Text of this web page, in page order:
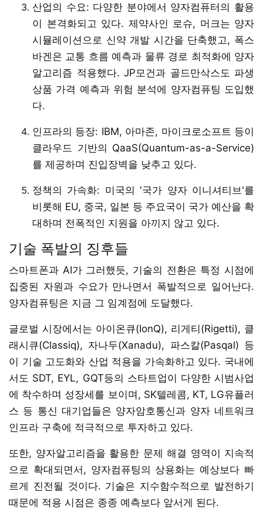
산업의 수요: 다양한 분야에서 양자컴퓨터의 활용
이 본격화되고 있다. 제약사인 로슈, 머크는 양자
시뮬레이션으로 신약 개발 시간을 단축했고, 폭스
바겐은 교통 흐름 예측과 물류 경로 최적화에 양자
알고리즘 적용했다. JP모건과 골드만삭스도 파생
상품 가격 예측과 위험 분석에 양자컴퓨팅 도입했
다.
인프라의 등장: IBM, 아마존, 마이크로소프트 등이
클라우드 기반의 QaaS(Quantum-as-a-Service)
를 제공하며 진입장벽을 낮추고 있다.
정책의 가속화: 미국의 '국가 양자 이니셔티브'를
비롯해 EU, 중국, 일본 등 주요국이 국가 예산을 확
대하며 전폭적인 지원을 아끼지 않고 있다.
기술 폭발의 징후들
스마트폰과 AI가 그러했듯, 기술의 전환은 특정 시점에
집중된 자원과 수요가 만나면서 폭발적으로 일어난다.
양자컴퓨팅은 지금 그 임계점에 도달했다.
글로벌 시장에서는 아이온큐(IonQ), 리게티(Rigetti), 클
래시큐(Classiq), 자나두(Xanadu), 파스칼(Pasqal) 등
이 기술 고도화와 산업 적용을 가속화하고 있다. 국내에
서도 SDT, EYL, GQT등의 스타트업이 다양한 시범사업
에 착수하며 성장세를 보이며, SK텔레콤, KT, LG유플러
스 등 통신 대기업들은 양자암호통신과 양자 네트워크
인프라 구축에 적극적으로 투자하고 있다.
또한, 양자알고리즘을 활용한 문제 해결 영역이 지속적
으로 확대되면서, 양자컴퓨팅의 상용화는 예상보다 빠
르게 진전될 것이다. 기술은 지수함수적으로 발전하기
때문에 적용 시점은 종종 예측보다 앞서게 된다.